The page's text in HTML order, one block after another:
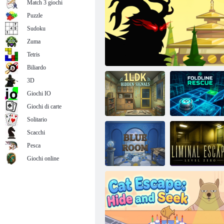
Rayifox
Legends Of The Samurai
1LDK Segnali
nascosti
Salvataggio della
linea di piegatura
Camera Blu
Fuga liminale:
livello zero
Match 3 giochi
Puzzle
Sudoku
Zuma
Tetris
Biliardo
3D
Giochi IO
Giochi di carte
Solitario
Scacchi
Pesca
Giochi online